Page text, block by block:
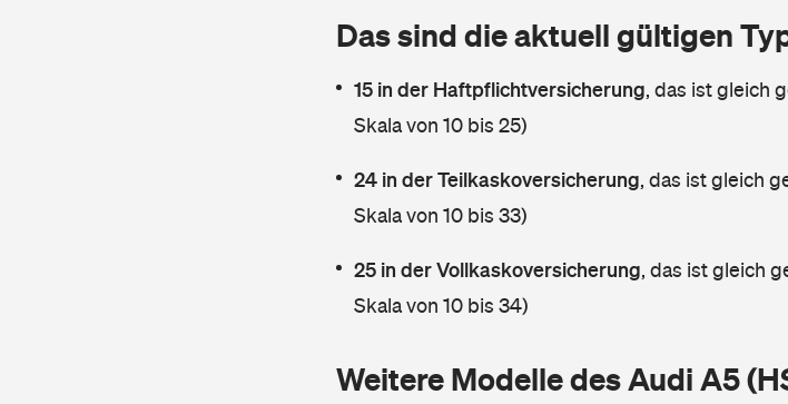
Das sind die aktuell gültigen
15 in der Haftpflichtversicherung, das ist gleich
Skala von 10 bis 25)
24 in der Teilkaskoversicherung, das ist gleich
Skala von 10 bis 33)
25 in der Vollkaskoversicherung, das ist gleich
Skala von 10 bis 34)
Weitere Modelle des Audi A5